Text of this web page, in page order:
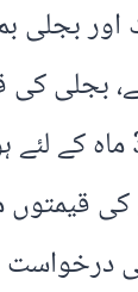
بجلی
اضافہ کیا
کی قیمتوں میں